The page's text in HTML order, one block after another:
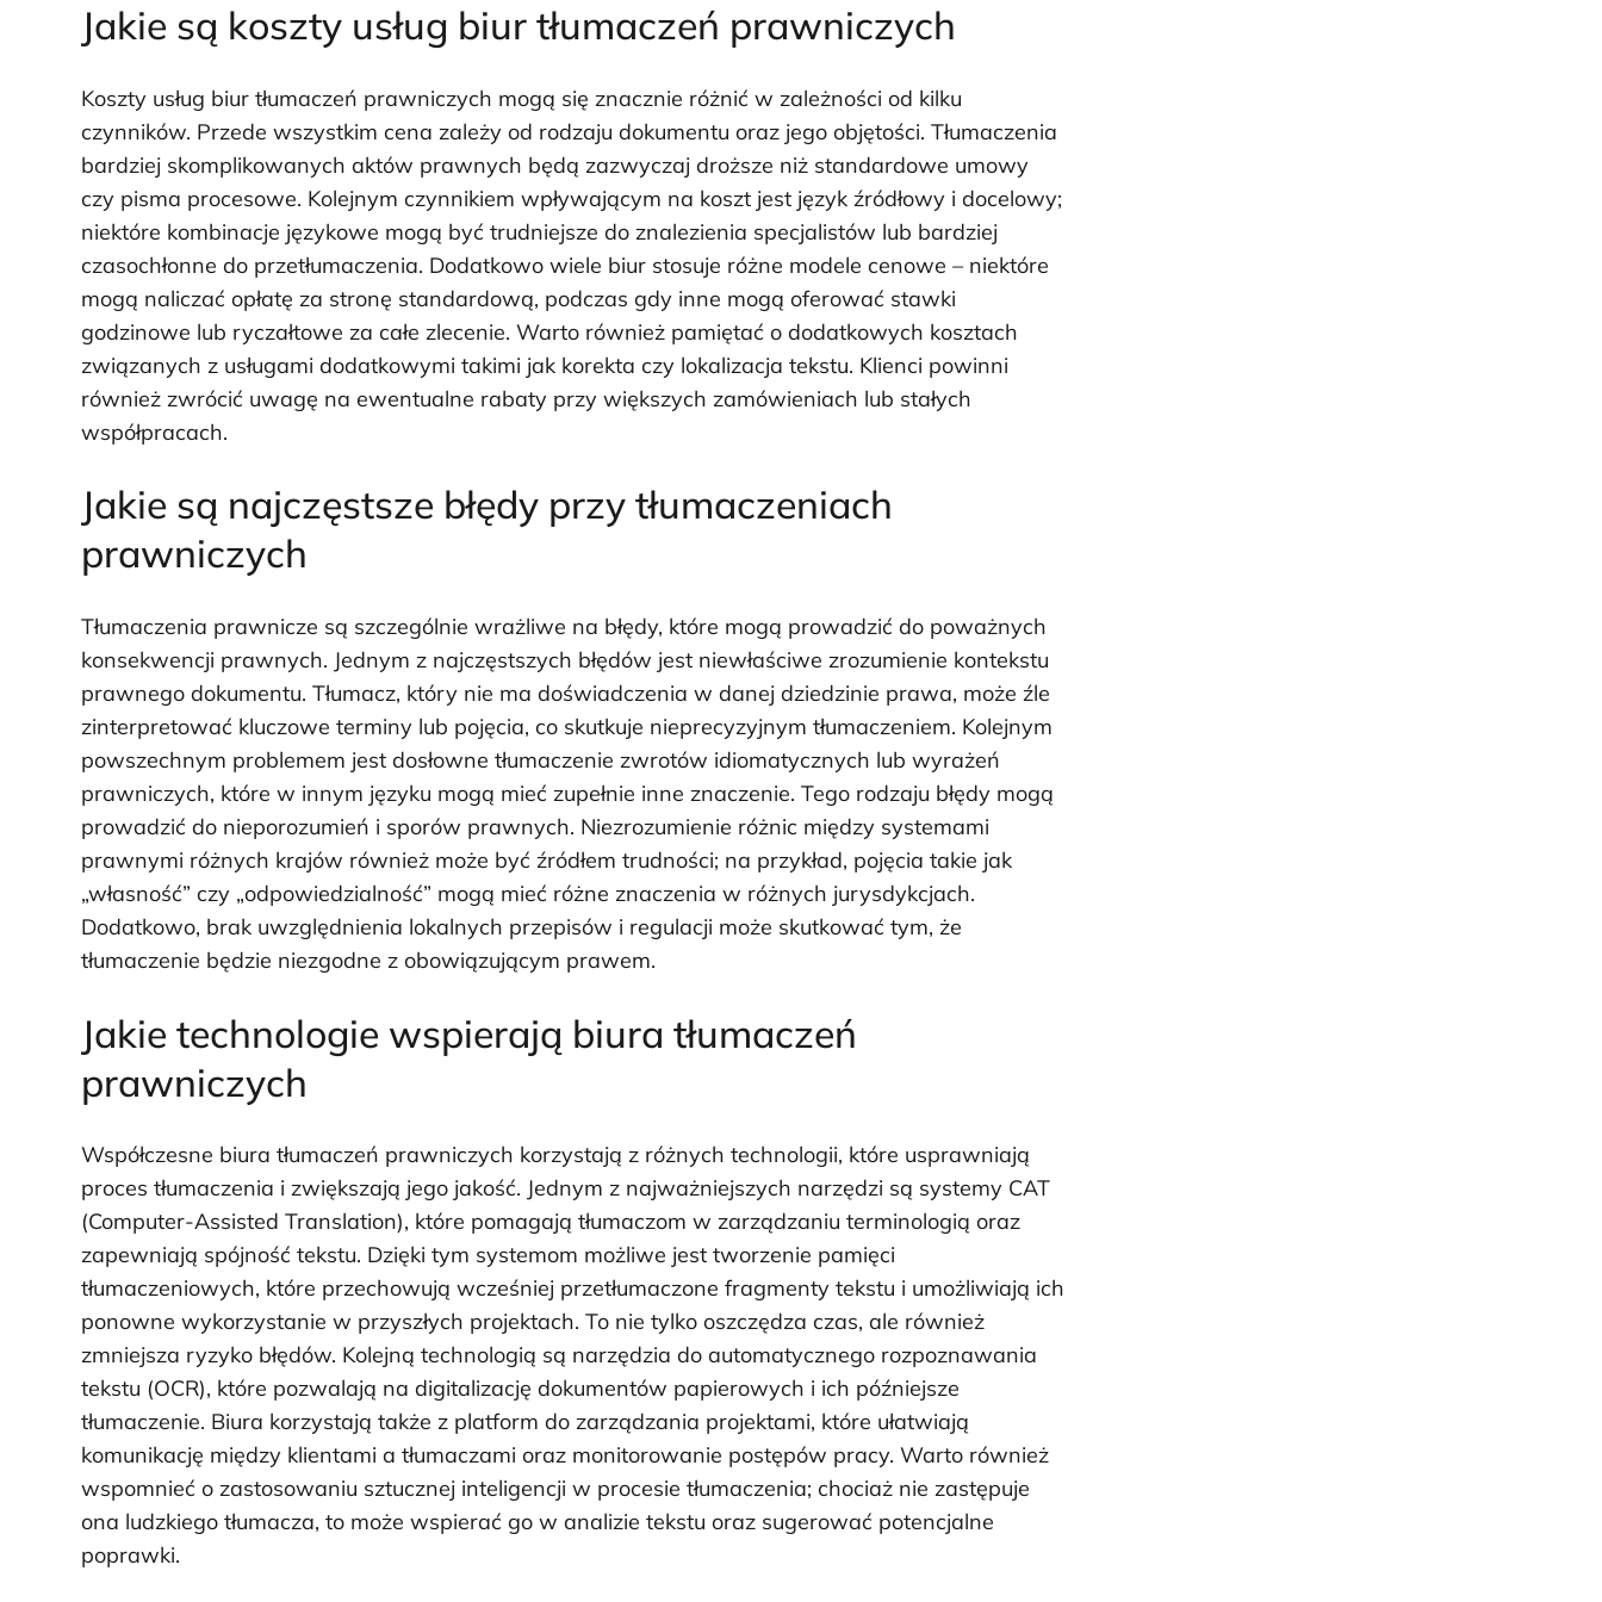
Jakie są koszty usług biur tłumaczeń prawniczych
Koszty usług biur tłumaczeń prawniczych mogą się znacznie różnić w zależności od kilku
czynników. Przede wszystkim cena zależy od rodzaju dokumentu oraz jego objętości. Tłumaczenia
bardziej skomplikowanych aktów prawnych będą zazwyczaj droższe niż standardowe umowy
czy pisma procesowe. Kolejnym czynnikiem wpływającym na koszt jest język źródłowy i docelowy;
niektóre kombinacje językowe mogą być trudniejsze do znalezienia specjalistów lub bardziej
czasochłonne do przetłumaczenia. Dodatkowo wiele biur stosuje różne modele cenowe – niektóre
mogą naliczać opłatę za stronę standardową, podczas gdy inne mogą oferować stawki
godzinowe lub ryczałtowe za całe zlecenie. Warto również pamiętać o dodatkowych kosztach
związanych z usługami dodatkowymi takimi jak korekta czy lokalizacja tekstu. Klienci powinni
również zwrócić uwagę na ewentualne rabaty przy większych zamówieniach lub stałych
współpracach.
Jakie są najczęstsze błędy przy tłumaczeniach
prawniczych
Tłumaczenia prawnicze są szczególnie wrażliwe na błędy, które mogą prowadzić do poważnych
konsekwencji prawnych. Jednym z najczęstszych błędów jest niewłaściwe zrozumienie kontekstu
prawnego dokumentu. Tłumacz, który nie ma doświadczenia w danej dziedzinie prawa, może źle
zinterpretować kluczowe terminy lub pojęcia, co skutkuje nieprecyzyjnym tłumaczeniem. Kolejnym
powszechnym problemem jest dosłowne tłumaczenie zwrotów idiomatycznych lub wyrażeń
prawniczych, które w innym języku mogą mieć zupełnie inne znaczenie. Tego rodzaju błędy mogą
prowadzić do nieporozumień i sporów prawnych. Niezrozumienie różnic między systemami
prawnymi różnych krajów również może być źródłem trudności; na przykład, pojęcia takie jak
„własność” czy „odpowiedzialność” mogą mieć różne znaczenia w różnych jurysdykcjach.
Dodatkowo, brak uwzględnienia lokalnych przepisów i regulacji może skutkować tym, że
tłumaczenie będzie niezgodne z obowiązującym prawem.
Jakie technologie wspierają biura tłumaczeń
prawniczych
Współczesne biura tłumaczeń prawniczych korzystają z różnych technologii, które usprawniają
proces tłumaczenia i zwiększają jego jakość. Jednym z najważniejszych narzędzi są systemy CAT
(Computer-Assisted Translation), które pomagają tłumaczom w zarządzaniu terminologią oraz
zapewniają spójność tekstu. Dzięki tym systemom możliwe jest tworzenie pamięci
tłumaczeniowych, które przechowują wcześniej przetłumaczone fragmenty tekstu i umożliwiają ich
ponowne wykorzystanie w przyszłych projektach. To nie tylko oszczędza czas, ale również
zmniejsza ryzyko błędów. Kolejną technologią są narzędzia do automatycznego rozpoznawania
tekstu (OCR), które pozwalają na digitalizację dokumentów papierowych i ich późniejsze
tłumaczenie. Biura korzystają także z platform do zarządzania projektami, które ułatwiają
komunikację między klientami a tłumaczami oraz monitorowanie postępów pracy. Warto również
wspomnieć o zastosowaniu sztucznej inteligencji w procesie tłumaczenia; chociaż nie zastępuje
ona ludzkiego tłumacza, to może wspierać go w analizie tekstu oraz sugerować potencjalne
poprawki.